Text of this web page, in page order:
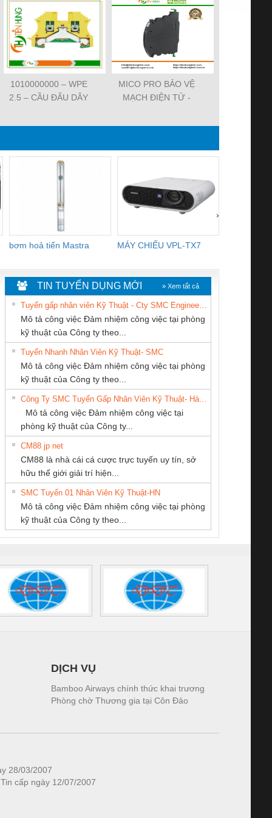
1010000000 – WPE
2.5 – CẦU ĐẤU DÂY
WEIDMULLER-
MICO PRO BẢO VỆ
MẠCH ĐIỆN TỬ -
MICO PRO
CIRCUIT
CHANNELS
bơm hoả tiển Mastra MÁY CHIẾU VPL-TX7
›
An Toàn
Contact
– PSR-
SCP-
FSP/2X1/1X2
sát chuỗi
tấm pin
16I+
(2502520000)
Bộ giám sát chuỗi
tấm pin
TRANSCLINIC 16I+
1K5 L (2433950000)
Bộ giám sát dòng
TRANSCLINIC 16I+
(2008130000)
Bộ chỉnh lưu nguồn
điện TRANSCLINIC
BKE 1K5.4
(7791400879)2. Giá
Nẹp nhôm chống
trơn Đà Nẵng
TY CP TỰ
TIẾN
CÔNG TY CỔ
PHẦN TỰ ĐỘNG
TIẾN HƯNG
Công ty TNHH
Ba Miền
TY TNHH
DV DAI DONG
KỸ THUẬT KTECH
VIỆT NAM
Thiết Bị Điện Nam
TIN TUYỂN DỤNG MỚI » Xem tất cả
Mô tả công việc Đảm nhiệm công việc tại phòng
kỹ thuật của Công ty theo...
Tuyển Nhanh Nhân Viên Kỹ Thuật- SMC
Mô tả công việc Đảm nhiệm công việc tại phòng
kỹ thuật của Công ty theo...
Mô tả công việc Đảm nhiệm công việc tại
phòng kỹ thuật của Công ty...
CM88 jp net
CM88 là nhà cái cá cược trực tuyến uy tín, sở
hữu thế giới giải trí hiện...
SMC Tuyển 01 Nhân Viên Kỹ Thuật-HN
Mô tả công việc Đảm nhiệm công việc tại phòng
kỹ thuật của Công ty theo...
DỊCH VỤ
Bamboo Airways chính thức khai trương
Phòng chờ Thương gia tại Côn Đảo
28/03/2007
cấp ngày 12/07/2007